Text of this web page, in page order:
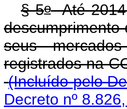
§ 5oAté 2014,
seus
registrados na
(Incluído pelo
Decreto nº